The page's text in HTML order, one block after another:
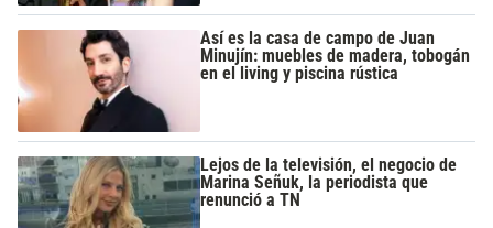
Así es la casa de campo de Juan
Minujín: muebles de madera, tobogán
en el living y piscina rústica
Lejos de la televisión, el negocio de
Marina Señuk, la periodista que
renunció a TN